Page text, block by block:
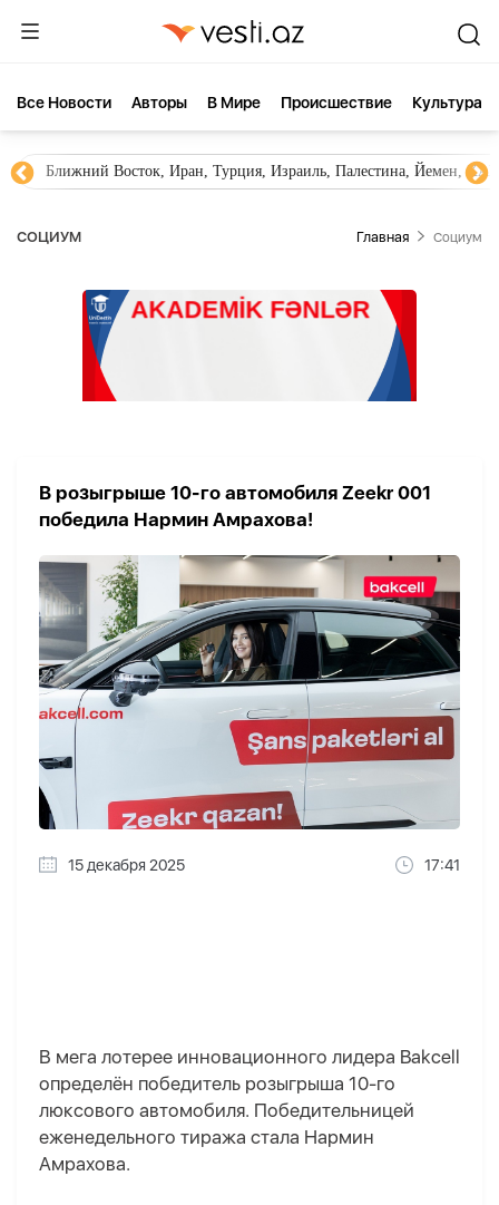
Все Новости Aвторы В Мире Происшествие Культура
Ближний Восток, Иран, Турция, Израиль, Палестина, Йемен,
СОЦИУМ Главная Социум
В розыгрыше 10-го автомобиля Zeekr 001
победила Нармин Aмрахова!
15 декабря 2025 17:41
В мега лотерее инновационного лидера Bakcell
определён победитель розыгрыша 10-го
люксового автомобиля. Победительницей
еженедельного тиража стала Нармин
Aмрахова.